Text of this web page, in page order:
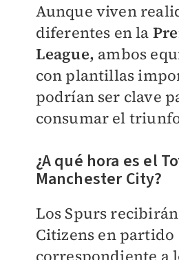
Aunque viven
diferentes en la
League, ambos
con plantillas
podrían ser clave
consumar el
¿A qué hora es el
Manchester City?
Los Spurs
Citizens en partido
correspondiente a